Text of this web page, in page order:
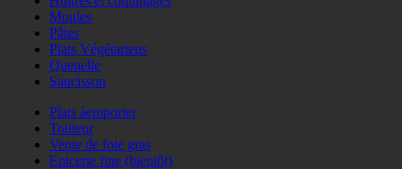
Moules
Pâtes
Plats Végétariens
Quenelle
Saucisson
Plats àemporter
Traiteur
Vente de foie gras
Epicerie fine (bientôt)